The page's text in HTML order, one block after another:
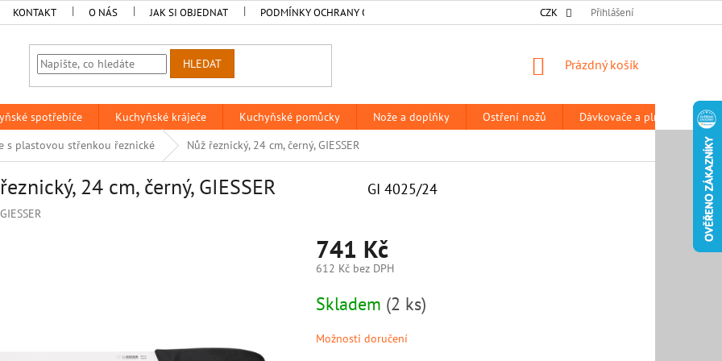
KONTAKT O NÁS JAK SI OBJEDNAT PODMÍNKY OCHRANY OSOBNÍCH ÚDAJŮ DODACÍ A PLATEBNÍ PODMÍNKY
CZK Přihlášení
HLEDAT
NÁKUPNÍ
Prázdný košík
spotřebiče Kuchyňské kráječe Kuchyňské pomůcky Nože a doplňky Ostření nožů Dávkovače a plničky
s plastovou střenkou řeznické Nůž řeznický, 24 cm, černý, GIESSER
24 cm, černý, GIESSER GI 4025/24
GIESSER
741 Kč
612 Kč bez DPH
cena:
Skladem (2 ks)
Možnosti doručení